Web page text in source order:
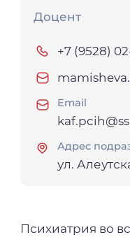
Доцент
+7 (9528)
Email
Адрес
ул.
Психиатрия во